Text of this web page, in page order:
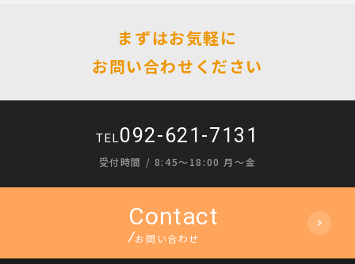
まずはお気軽に
お問い合わせください
TEL092-621-7131
受付時間 / 8:45〜18:00 月〜金
お問い合わせ